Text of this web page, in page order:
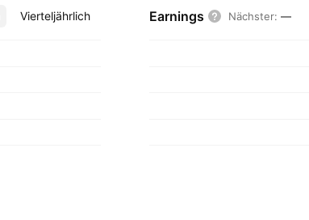
Vierteljährlich Earnings Nächster: —